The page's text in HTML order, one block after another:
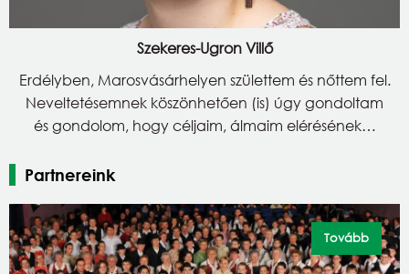
Szekeres-Ugron Villő
Erdélyben, Marosvásárhelyen születtem és nőttem fel.
Neveltetésemnek köszönhetően (is) úgy gondoltam
és gondolom, hogy céljaim, álmaim elérésének…
Partnereink
Tovább